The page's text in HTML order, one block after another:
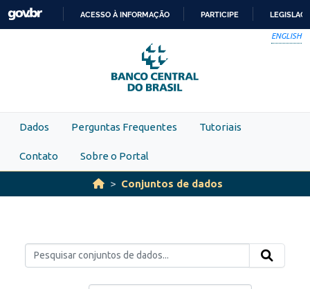
Skip to main content
PARA
O
CONTEÚDO
ACESSO À INFORMAÇÃO PARTICIPE
ENGLISH
Dados Perguntas Frequentes Tutoriais
Contato Sobre o Portal
Conjuntos de dados